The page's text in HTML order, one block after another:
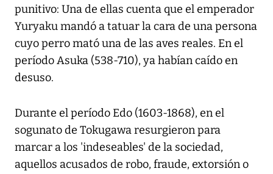
punitivo: Una de ellas cuenta que el emperador
Yuryaku mandó a tatuar la cara de una persona
cuyo perro mató una de las aves reales. En el
período Asuka (538-710), ya habían caído en
desuso.
Durante el período Edo (1603-1868), en el
sogunato de Tokugawa resurgieron para
marcar a los 'indeseables' de la sociedad,
aquellos acusados de robo, fraude, extorsión o